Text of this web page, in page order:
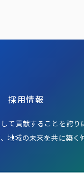
採用情報
て貢献することを誇り
地域の未来を共に築く